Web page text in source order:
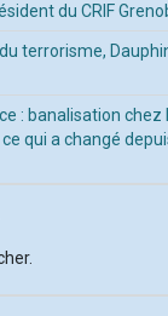
du CRIF
terrorisme,
: banalisation chez
qui a changé